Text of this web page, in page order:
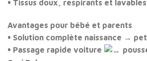
• Tissus doux, respirants et lavables
Avantages pour bébé et parents
• Solution complète naissance →
• Passage rapide voiture